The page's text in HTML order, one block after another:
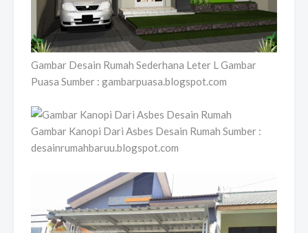
Gambar Desain Rumah Sederhana Leter L Gambar
Puasa Sumber : gambarpuasa.blogspot.com
Gambar Kanopi Dari Asbes Desain Rumah Sumber :
desainrumahbaruu.blogspot.com